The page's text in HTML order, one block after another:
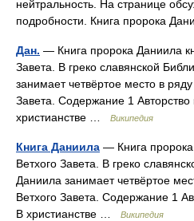
нейтральность. На странице
подробности. Книга пророка
Дан. — Книга пророка Даниила
Завета. В греко славянской
занимает четвёртое место в
Завета. Содержание 1
христианстве …
Википедия
Книга Даниила — Книга
Ветхого Завета. В греко
Даниила занимает четвёртое
Ветхого Завета. Содержание 1
В христианстве …
Википедия